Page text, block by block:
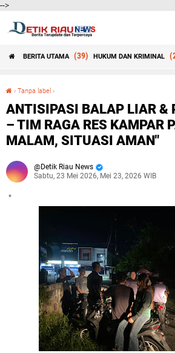
-->
BERITA UTAMA (39) HUKUM DAN KRIMINAL
› Tanpa label ›
ANTISIPASI BALAP LIAR &
– TIM RAGA RES KAMPAR
MALAM, SITUASI AMAN"
Detik Riau News
Sabtu, 23 Mei 2026, Mei 23, 2026 WIB
"